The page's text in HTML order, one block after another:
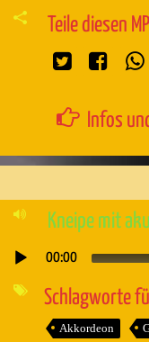
Teile diesen
Infos
Kneipe mit
Audio-
00:00
Schlagworte
Akkordeon